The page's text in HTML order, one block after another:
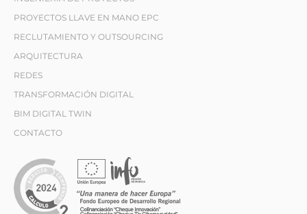
PROYECTOS LLAVE EN MANO EPC
RECLUTAMIENTO Y OUTSOURCING
ARQUITECTURA
REDES
TRANSFORMACIÓN DIGITAL
BIM DIGITAL TWIN
CONTACTO